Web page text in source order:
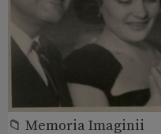
📁 Memoria Imaginii